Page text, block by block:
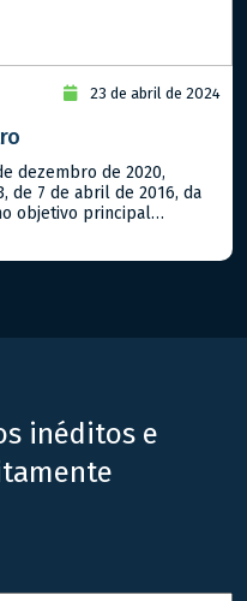
23 de abril de 2024
dezembro de 2020,
de 7 de abril de 2016, da
objetivo principal
inéditos e